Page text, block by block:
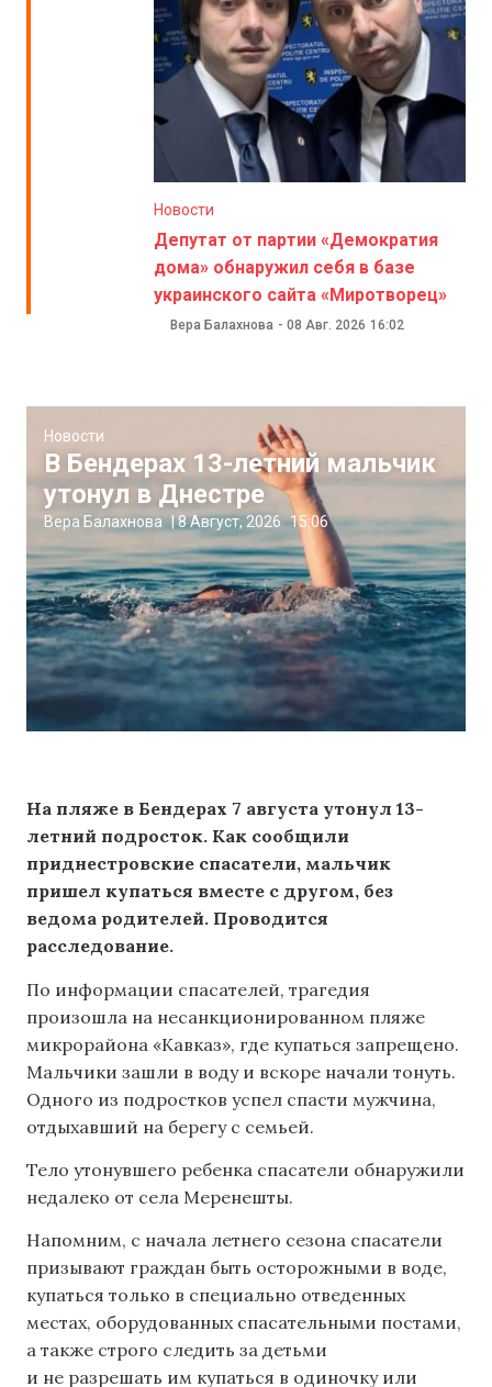
Новости
Депутат от партии «Демократия
дома» обнаружил себя в базе
украинского сайта «Миротворец»
Вера Балахнова - 08 Авг. 2026 16:02
Новости
В Бендерах 13-летний мальчик
утонул в Днестре
Вера Балахнова |8 Август, 2026 15:06
На пляже в Бендерах 7 августа утонул 13-
летний подросток. Как сообщили
приднестровские спасатели, мальчик
пришел купаться вместе с другом, без
ведома родителей. Проводится
расследование.
По информации спасателей, трагедия
произошла на несанкционированном пляже
микрорайона «Кавказ», где купаться запрещено.
Мальчики зашли в воду и вскоре начали тонуть.
Одного из подростков успел спасти мужчина,
отдыхавший на берегу с семьей.
Тело утонувшего ребенка спасатели обнаружили
недалеко от села Меренешты.
Напомним, с начала летнего сезона спасатели
призывают граждан быть осторожными в воде,
купаться только в специально отведенных
местах, оборудованных спасательными постами,
а также строго следить за детьми
и не разрешать им купаться в одиночку или